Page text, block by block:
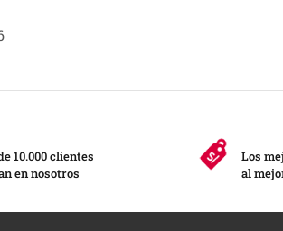
10.000 clientes
en nosotros
Los
al